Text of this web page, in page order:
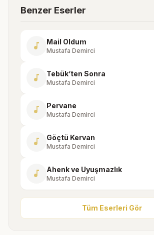
Benzer Eserler
music_note Mail Oldum
Mustafa Demirci
music_note Tebük’ten Sonra
Mustafa Demirci
music_note Pervane
Mustafa Demirci
music_note Göçtü Kervan
Mustafa Demirci
music_note Ahenk ve Uyuşmazlık
Mustafa Demirci
Tüm Eserleri Gör